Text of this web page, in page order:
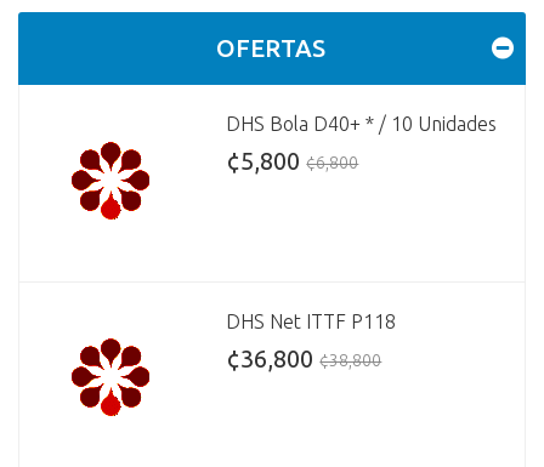
OFERTAS
DHS Bola D40+ * / 10 Unidades
¢5,800 ¢6,800
DHS Net ITTF P118
¢36,800 ¢38,800